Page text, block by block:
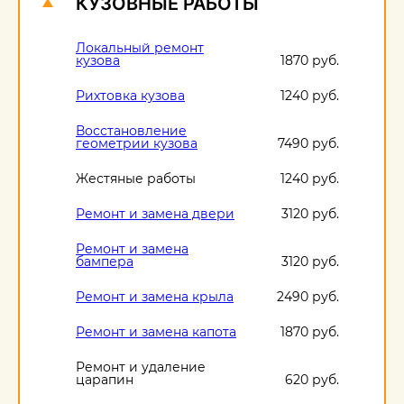
Локальный ремонт
кузова 1870 руб.
Рихтовка кузова 1240 руб.
Восстановление
геометрии кузова 7490 руб.
Жестяные работы 1240 руб.
Ремонт и замена двери 3120 руб.
Ремонт и замена
бампера 3120 руб.
Ремонт и замена крыла 2490 руб.
Ремонт и замена капота 1870 руб.
Ремонт и удаление
царапин 620 руб.